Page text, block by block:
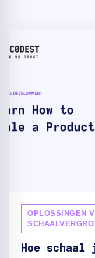
OPLOSSINGEN
Hoe schaal